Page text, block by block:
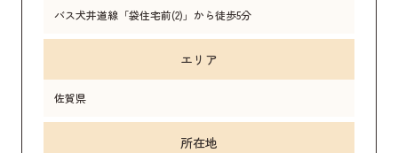
バス犬井道線「袋住宅前(2)」から徒歩5分
エリア
佐賀県
所在地